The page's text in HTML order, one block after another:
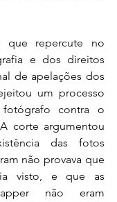
que repercute no
e dos direitos
de apelações dos
um processo
contra o
corte argumentou
das fotos
não provava que
visto, e que as
não eram